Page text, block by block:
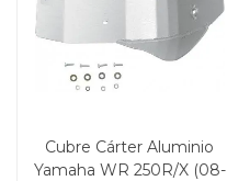
Cubre Cárter Aluminio
Yamaha WR 250R/X (08-